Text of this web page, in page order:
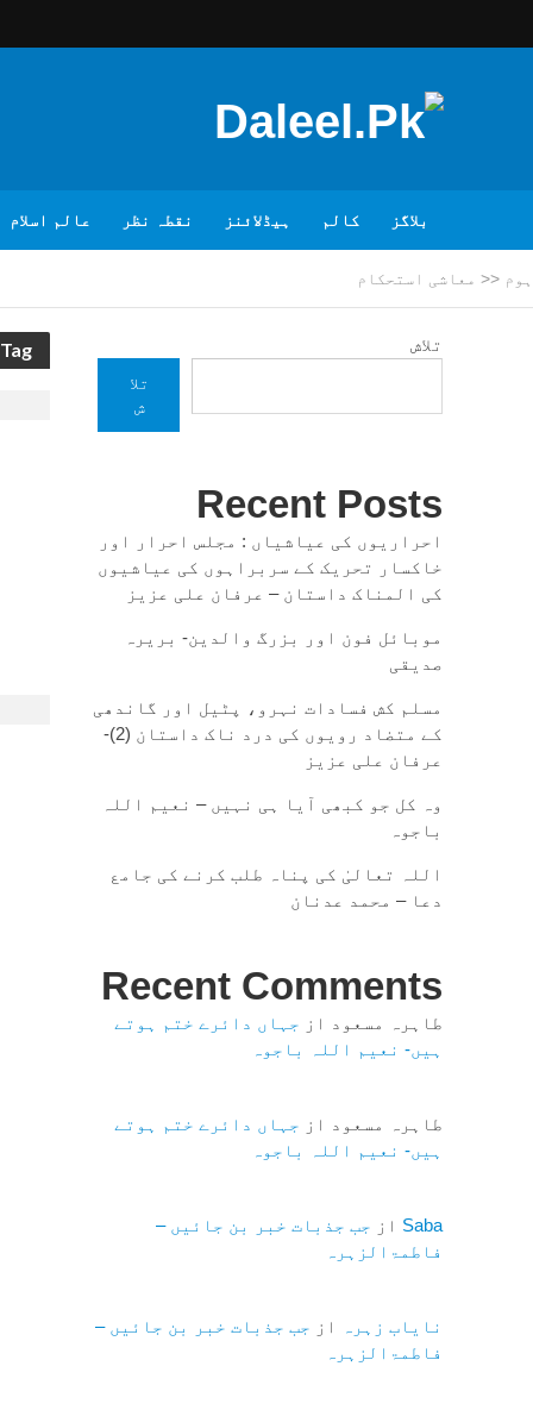
بلاگز کالم ہیڈلائنز نقطہ نظر عالم اسلام
ہوم << معاشی استحکام
Tag - معاشی استحکام تلاش
تلا
ش
Recent Posts
احراریوں کی عیاشیاں : مجلس احرار اور
خاکسار تحریک کے سربراہوں کی عیاشیوں
کی المناک داستان – عرفان علی عزیز
موبائل فون اور بزرگ والدین- بریرہ
صدیقی
مسلم کش فسادات نہرو، پٹیل اور گاندھی
کے متضاد رویوں کی درد ناک داستان (2)-
عرفان علی عزیز
وہ کل جو کبھی آیا ہی نہیں – نعیم اللہ
باجوہ
اللہ تعالیٰ کی پناہ طلب کرنے کی جامع
دعا – محمد عدنان
Recent Comments
طاہرہ مسعود از جہاں دائرے ختم ہوتے
ہیں- نعیم اللہ باجوہ
طاہرہ مسعود از جہاں دائرے ختم ہوتے
ہیں- نعیم اللہ باجوہ
Saba از جب جذبات خبر بن جائیں –
فاطمۃالزہرہ
نایاب زہرہ از جب جذبات خبر بن جائیں –
فاطمۃالزہرہ